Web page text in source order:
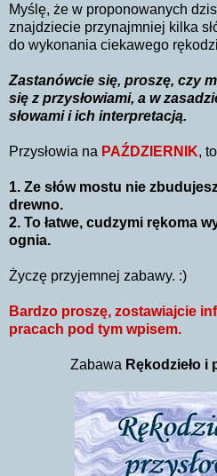
Myślę, że w proponowanych
znajdziecie przynajmniej kilka
do wykonania ciekawego
Zastanówcie się, proszę, czy
się z przysłowiami, a w
słowami i ich interpretacją.
Przysłowia na PAŹDZIERNIK,
1. Ze słów mostu nie
drewno.
2. To łatwe, cudzymi rękoma
ognia.
Życzę przyjemnej zabawy. :)
Bardzo proszę, zostawiajcie
pracach pod tym wpisem.
Zabawa Rękodzieło i